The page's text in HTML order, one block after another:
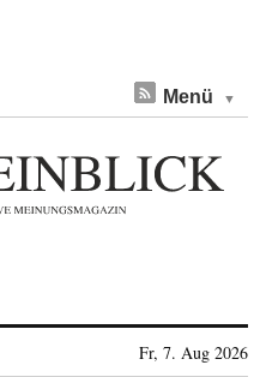
Menü
Fr, 7. Aug 2026